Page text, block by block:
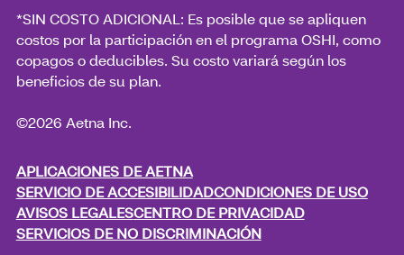
*SIN COSTO ADICIONAL: Es posible que se apliquen
costos por la participación en el programa OSHI, como
copagos o deducibles. Su costo variará según los
beneficios de su plan.
©2026 Aetna Inc.
APLICACIONES DE AETNA
SERVICIO DE ACCESIBILIDADCONDICIONES DE USO
AVISOS LEGALESCENTRO DE PRIVACIDAD
SERVICIOS DE NO DISCRIMINACIÓN